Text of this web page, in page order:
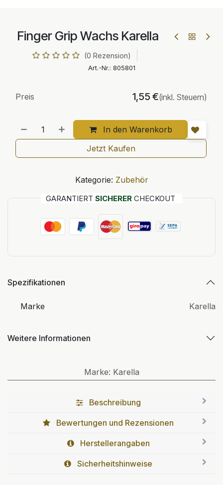
Finger Grip Wachs Karella
(0 Rezension)
Art.-Nr.: 805801
In den Warenkorb
Preis 1,55 €(inkl. Steuern)
Jetzt Kaufen
Kategorie: Zubehör
GARANTIERT SICHERER CHECKOUT
Spezifikationen
Marke Karella
Weitere Informationen
Marke: Karella
Beschreibung
Bewertungen und Rezensionen
Herstellerangaben
Sicherheitshinweise